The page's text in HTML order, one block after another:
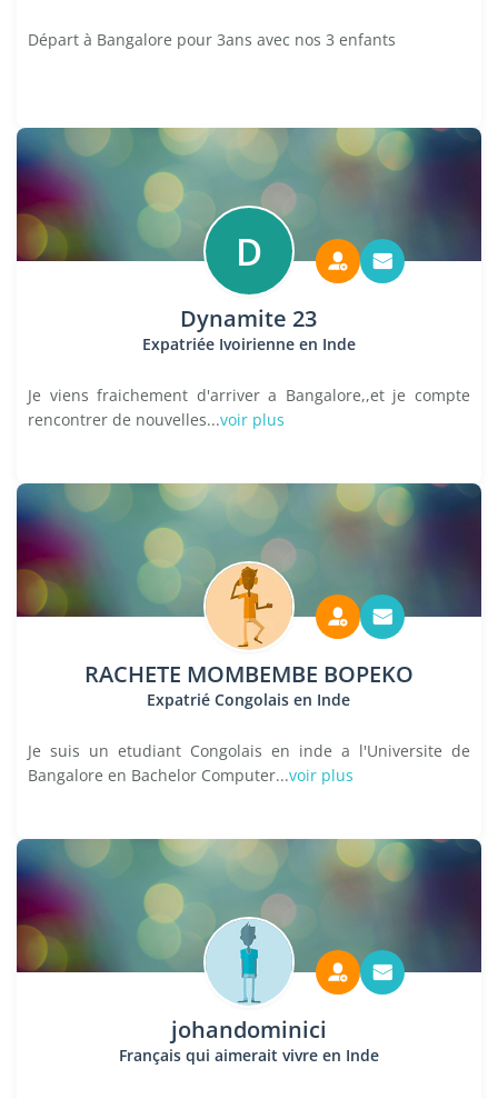
Départ à Bangalore pour 3ans avec nos 3 enfants
D
Dynamite 23
Expatriée Ivoirienne en Inde
Je viens fraichement d'arriver a Bangalore,,et je compte
rencontrer de nouvelles...voir plus
RACHETE MOMBEMBE BOPEKO
Expatrié Congolais en Inde
Je suis un etudiant Congolais en inde a l'Universite de
Bangalore en Bachelor Computer...voir plus
johandominici
Français qui aimerait vivre en Inde